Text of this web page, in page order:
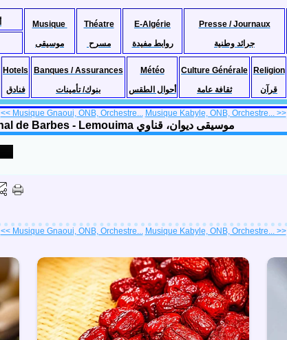
Musique
موسيقى
Théatre
مسرح
E-Algérie
روابط مفيدة
Presse / Journaux
جرائد وطنية
Hotels
فنادق
Banques / Assurances
بنوك/ تأمينات
Météo
أحوال الطقس
Culture Générale
ثقافة عامة
Religion
قرآن
<< Musique Gnaoui, ONB, Orchestre... Musique Kabyle, ONB, Orchestre... >>
Musique Alaoui, ONB, Orchestre National de Barbes - Lemouima موسيقى ديوان، قناوي
<< Musique Gnaoui, ONB, Orchestre... Musique Kabyle, ONB, Orchestre... >>